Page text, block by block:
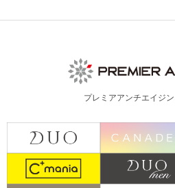
プレミアアンチエイジ